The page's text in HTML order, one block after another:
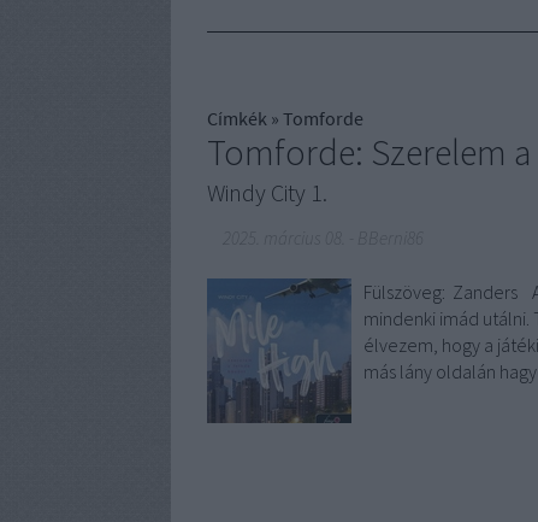
Címkék » Tomforde
Tomforde: Szerelem
Windy City 1.
Fülszöveg: Zanders
mindenki imád utálni.
élvezem, hogy a
más lány oldalán